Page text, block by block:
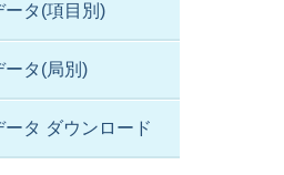
ータ(項目別)
ータ(局別)
ータ ダウンロード